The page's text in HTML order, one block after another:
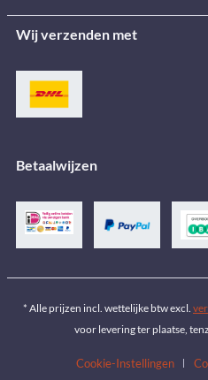
Wij verzenden met
Betaalwijzen
* Alle prijzen incl. wettelijke btw excl.
voor levering ter plaatse,
Cookie-Instellingen